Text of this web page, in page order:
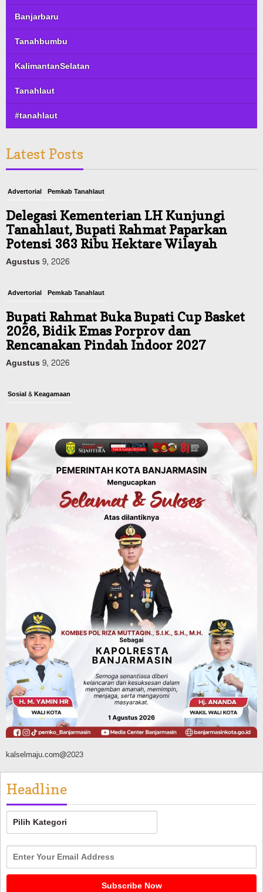
Banjarbaru
Tanahbumbu
KalimantanSelatan
Tanahlaut
#tanahlaut
Latest Posts
Advertorial Pemkab Tanahlaut
Delegasi Kementerian LH Kunjungi
Tanahlaut, Bupati Rahmat Paparkan
Potensi 363 Ribu Hektare Wilayah
Agustus 9, 2026
Advertorial Pemkab Tanahlaut
Bupati Rahmat Buka Bupati Cup Basket
2026, Bidik Emas Porprov dan
Rencanakan Pindah Indoor 2027
Agustus 9, 2026
Sosial & Keagamaan
Jamnas XII Cibubur, Termasuk Dua
Peserta Berkebutuhan Khusus
Agustus 9, 2026
Budaya & Pariwisata
Bunda PAUD Banjarmasin Ajak Anak
Belajar Sambil Lihat Satwa, Jelajah
Literasi di Taman Jahri Saleh
Pemkab Balangan
28 Pelajar Halong Balangan Jalani
Latihan Intensif Paskibraka, Ditempa
TNI-Polri Sambut HUT ke-81 RI
Agustus 9, 2026
kalselmaju.com@2023
Headline
Headline